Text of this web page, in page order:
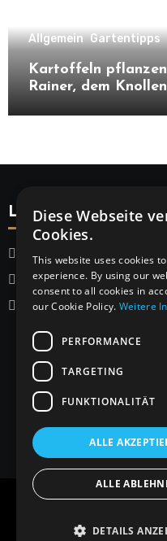
Allgemein Gartentipps
Kartoffeln
Rainer, dem
Legal
Startseite
Datenschutzerklärung
Impressum
Rainers
Rainer bringt nicht nur
den
Copyright © Alle
Diese Webseite
Cookies.
This website uses cookies
experience. By using our
consent to all cookies in
our Cookie Policy. Weitere
PERFORMANCE
TARGETING
FUNKTIONALITÄT
ALLE
ALLE
DETAILS